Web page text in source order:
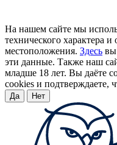
На нашем сайте мы
технического характера
местоположения. Здесь вы
эти данные. Также наш
младше 18 лет. Вы даёте
cookies и подтверждаете,
Да Нет